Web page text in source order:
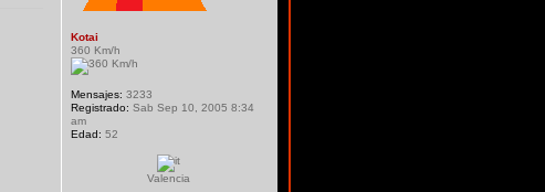
Kotai
360 Km/h
Mensajes: 3233
Registrado: Sab Sep 10, 2005 8:34
am
Edad: 52
Valencia